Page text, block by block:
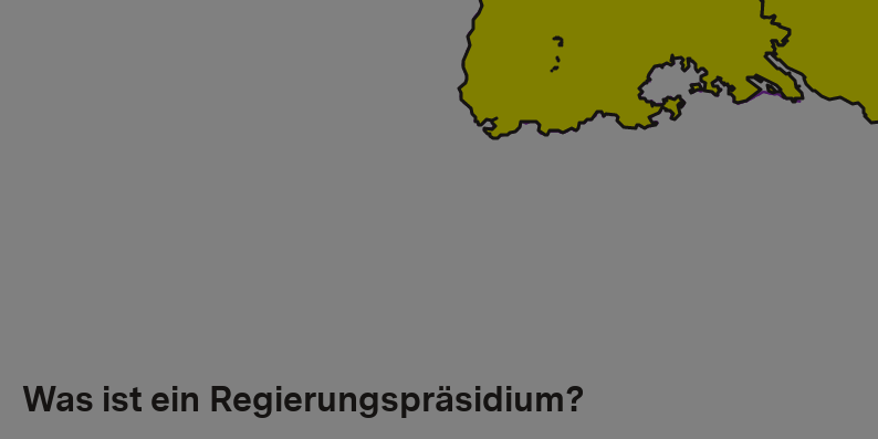
Was ist ein Regierungspräsidium?